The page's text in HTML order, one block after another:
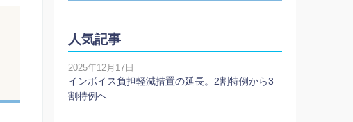
人気記事
2025年12月17日
インボイス負担軽減措置の延長。2割特例から3
割特例へ